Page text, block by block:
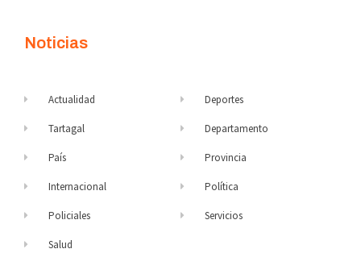
Noticias
Actualidad
Tartagal
País
Internacional
Policiales
Salud
Deportes
Departamento
Provincia
Política
Servicios